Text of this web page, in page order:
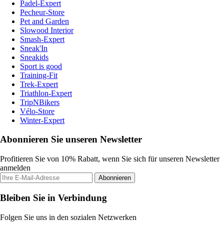
Padel-Expert
Pecheur-Store
Pet and Garden
Slowood Interior
Smash-Expert
Sneak'In
Sneakids
Sport is good
Training-Fit
Trek-Expert
Triathlon-Expert
TripNBikers
Vélo-Store
Winter-Expert
Abonnieren Sie unseren Newsletter
Profitieren Sie von 10% Rabatt, wenn Sie sich für unseren Newsletter
anmelden
Abonnieren
Bleiben Sie in Verbindung
Folgen Sie uns in den sozialen Netzwerken